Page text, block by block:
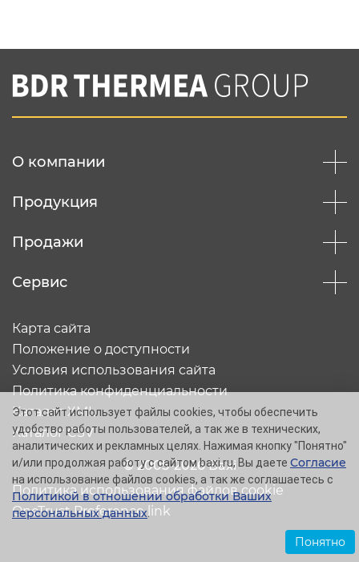
Вы соглашаетесь с нашей политикой
конфеденциальности
О компании
Продукция
Продажи
Сервис
© 2005-2026 Baxi
Карта сайта
Положение о доступности
Условия использования сайта
Политика конфиденциальности
Каталог XML
Каталог CSV
Политика использования файлов cookie
OneTrust Preference link
Этот сайт использует файлы cookies, чтобы обеспечить
удобство работы пользователей, а так же в технических,
аналитических и рекламных целях. Нажимая кнопку "Понятно"
и/или продолжая работу с сайтом baxi.ru, Вы даете Согласие
на использование файлов cookies, а так же соглашаетесь с
Политикой в отношении обработки Ваших
персональных данных.
Понятно